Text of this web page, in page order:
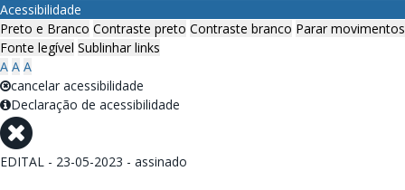
Acessibilidade
Preto e Branco Contraste preto Contraste branco Parar movimentos
Fonte legível Sublinhar links
A A A
cancelar acessibilidade
Declaração de acessibilidade
EDITAL - 23-05-2023 - assinado